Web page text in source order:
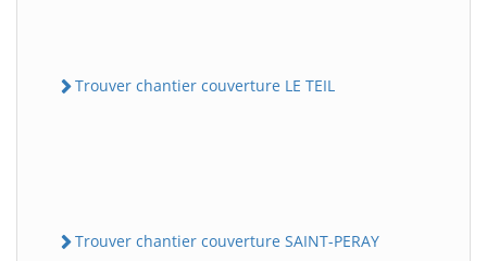
Trouver chantier couverture LE TEIL
Trouver chantier couverture SAINT-PERAY